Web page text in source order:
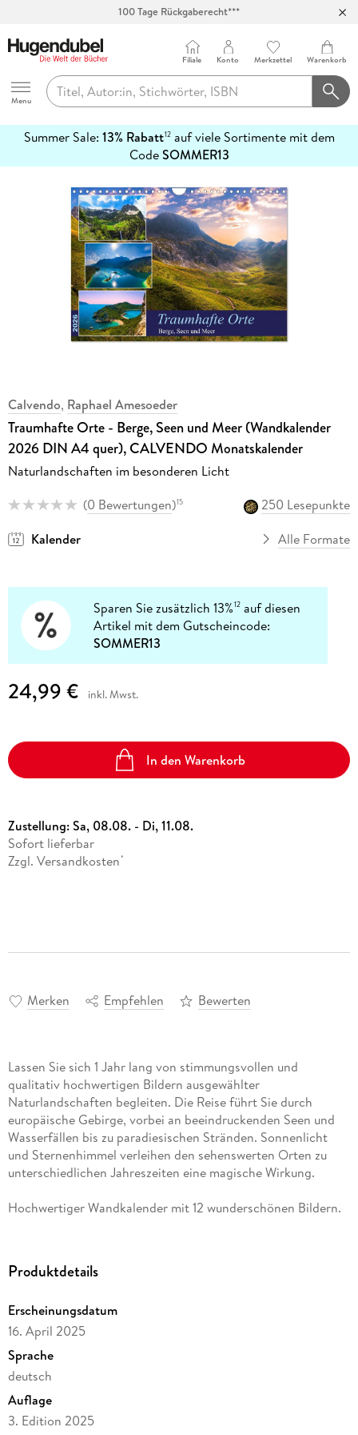
100 Tage Rückgaberecht***
Hugendubel
Menu
Filiale Konto Merkzettel Warenkorb
Summer Sale: 13% Rabatt12auf viele Sortimente mit dem
CodeSOMMER13
erfahren
Calvendo, Raphael Amesoeder
Traumhafte Orte - Berge, Seen und Meer (Wandkalender
2026 DIN A4 quer), CALVENDO Monatskalender
Naturlandschaften im besonderen Licht
(0 Bewertungen)15
250 Lesepunkte
Kalender
Alle Formate
Sparen Sie zusätzlich 13%12 auf diesen
Artikel mit dem Gutscheincode:
SOMMER13
24,99 € inkl. Mwst.
In den Warenkorb
Zustellung:Sa, 08.08. - Di, 11.08.
Sofort lieferbar
Zzgl. Versandkosten *
Merken Empfehlen Bewerten
Lassen Sie sich 1 Jahr lang von stimmungsvollen und
qualitativ hochwertigen Bildern ausgewählter
Naturlandschaften begleiten. Die Reise führt Sie durch
europäische Gebirge, vorbei an beeindruckenden Seen und
Wasserfällen bis zu paradiesischen Stränden. Sonnenlicht
und Sternenhimmel verleihen den sehenswerten Orten zu
unterschiedlichen Jahreszeiten eine magische Wirkung.
Hochwertiger Wandkalender mit 12 wunderschönen Bildern.
Überproduktion und somit deutliche Abfallmengen, da wir
Germany) produzieren. Wir halten unsere Transportwege kurz
und sorgen für eine klimabewusste Logistik.
14 Seiten bestehend aus 1 Cover | 12 Monatsseiten | 1
Indexseite | Papprücken hinten
Dieser erfolgreiche Kalender wurde dieses Jahr mit gleichen
Produktdetails
Erscheinungsdatum
16. April 2025
Sprache
deutsch
Auflage
3. Edition 2025